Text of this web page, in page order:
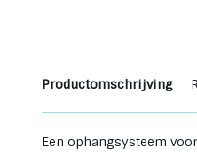
Productomschrijving
Een ophangsysteem